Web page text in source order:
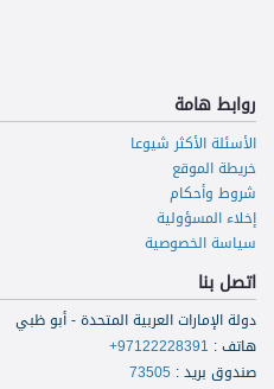
روابط هامة
الأسئلة الأكثر شيوعا
خريطة الموقع
شروط وأحكام
إخلاء المسؤولية
سياسة الخصوصية
اتصل بنا
دولة الإمارات العربية المتحدة - أبو ظبي
هاتف:
+97122228391
صندوق بريد:
73505